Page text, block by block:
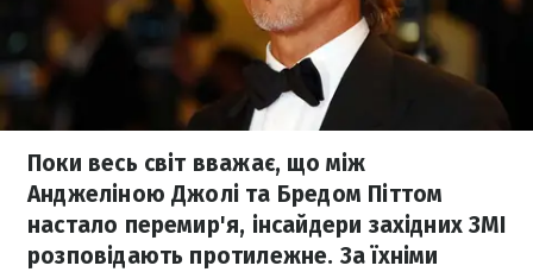
Поки весь світ вважає, що між
Анджеліною Джолі та Бредом Піттом
настало перемир'я, інсайдери західних ЗМІ
розповідають протилежне. За їхніми